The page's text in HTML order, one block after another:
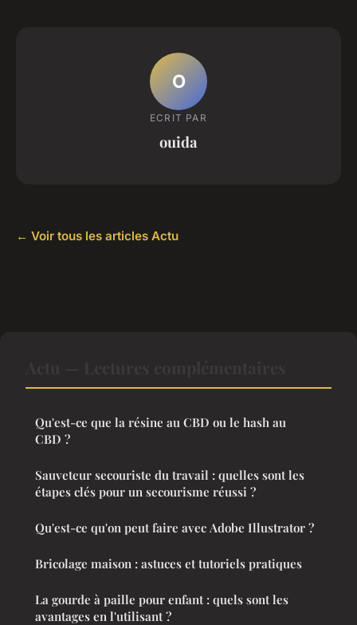
O
ECRIT PAR
ouida
← Voir tous les articles Actu
Qu'est-ce que la résine au CBD ou le hash au
CBD ?
Sauveteur secouriste du travail : quelles sont les
étapes clés pour un secourisme réussi ?
Qu'est-ce qu'on peut faire avec Adobe Illustrator ?
Bricolage maison : astuces et tutoriels pratiques
La gourde à paille pour enfant : quels sont les
avantages en l'utilisant ?